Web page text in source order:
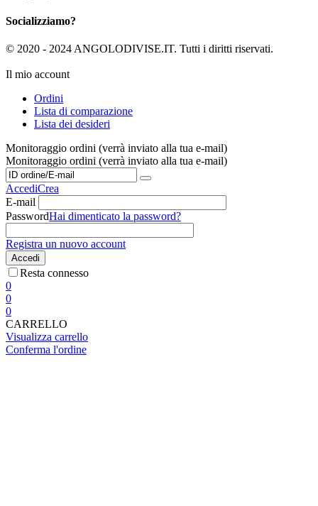
Socializziamo?
© 2020 - 2024 ANGOLODIVISE.IT. Tutti i diritti riservati.
Il mio account
Ordini
Lista di comparazione
Lista dei desideri
Monitoraggio ordini (verrà inviato alla tua e-mail)
Monitoraggio ordini (verrà inviato alla tua e-mail)
AccediCrea
E-mail
PasswordHai dimenticato la password?
Registra un nuovo account
Accedi
Resta connesso
0
0
0
CARRELLO
Visualizza carrello
Conferma l'ordine